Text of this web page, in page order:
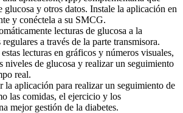
glucosa y otros datos. Instale la aplicación en
y conéctela a su SMCG.
lecturas de glucosa a la
a través de la parte transmisora.
lecturas en gráficos y números visuales,
niveles de glucosa y realizar un seguimiento
real.
la aplicación para realizar un seguimiento de
las comidas, el ejercicio y los
mejor gestión de la diabetes.